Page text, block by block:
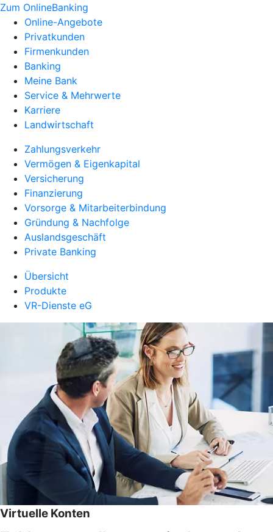
Zum OnlineBanking
Online-Angebote
Privatkunden
Firmenkunden
Banking
Meine Bank
Service & Mehrwerte
Karriere
Landwirtschaft
Zahlungsverkehr
Vermögen & Eigenkapital
Versicherung
Finanzierung
Vorsorge & Mitarbeiterbindung
Gründung & Nachfolge
Auslandsgeschäft
Private Banking
Übersicht
Produkte
VR-Dienste eG
Virtuelle Konten